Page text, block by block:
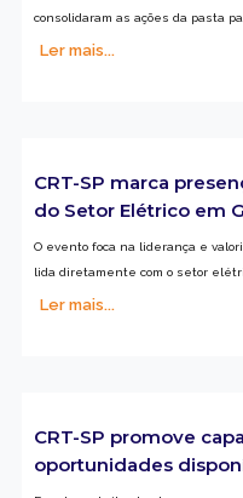
consolidaram as ações da pasta
Ler mais...
CRT-SP marca
do Setor Elétrico em
O evento foca na liderança e
lida diretamente com o setor
Ler mais...
CRT-SP promove
oportunidades